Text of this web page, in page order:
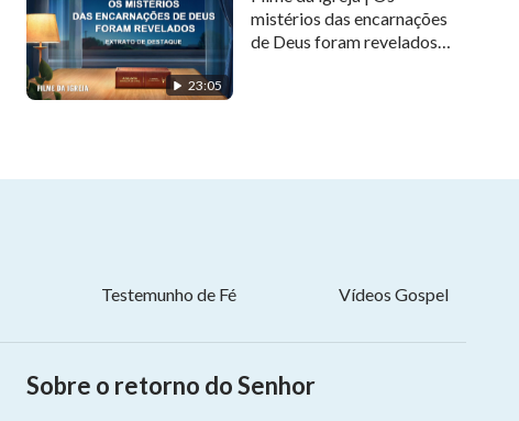
23:05
mistérios das encarnações
de Deus foram revelados
Testemunho de Fé Vídeos Gospel
Sobre o retorno do Senhor